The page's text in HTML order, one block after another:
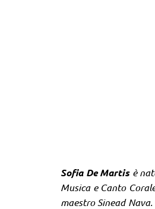
Sofia De Martisè
Musica e Canto
maestro Sinead